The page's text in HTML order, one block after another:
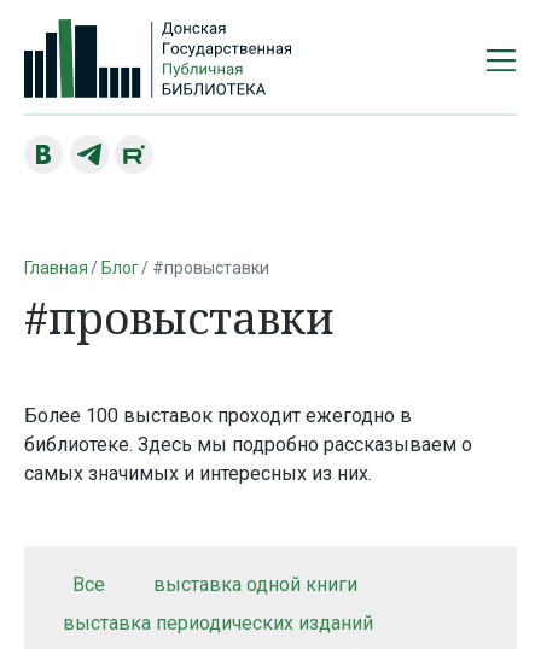
Главная Блог #провыставки
#провыставки
Более 100 выставок проходит ежегодно в
библиотеке. Здесь мы подробно рассказываем о
самых значимых и интересных из них.
Все
выставка одной книги
выставка периодических изданий